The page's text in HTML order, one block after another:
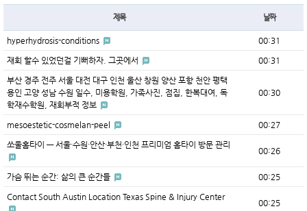
제목 날짜
hyperhydrosis-conditions 00:31
재회 할수 있었던걸 기뻐하자. 그곳에서 00:31
부산 경주 전주 서울 대전 대구 인천 울산 창원 양산 포항 천안 평택
용인 고양 성남 수원 일수, 미용학원, 가족사진, 점집, 한복대여, 독
학재수학원, 재회부적 정보
00:30
mesoestetic-cosmelan-peel 00:27
쏘울홈타이 — 서울·수원·안산·부천·인천 프리미엄 홈타이 방문 관리
00:26
가슴 뛰는 순간: 삶의 큰 순간들 00:25
Contact South Austin Location Texas Spine & Injury Center
00:25